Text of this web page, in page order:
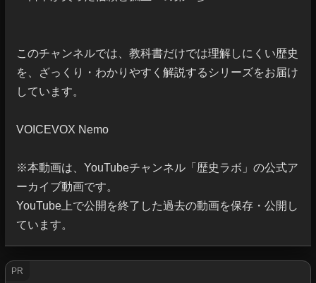
このチャンネルでは、教科書だけでは理解しにくい歴史
を、ざっくり・わかりやすく解説するシリーズをお届け
しています。
VOICEVOX Nemo
※本動画は、YouTubeチャンネル「歴史ラボ」の公式ア
ーカイブ動画です。
YouTube上で公開を終了した過去の動画を保存・公開し
ています。
PR